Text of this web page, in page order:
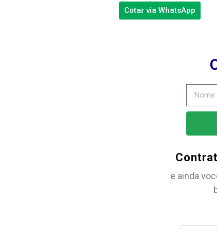
Cotar via WhatsApp
e ainda